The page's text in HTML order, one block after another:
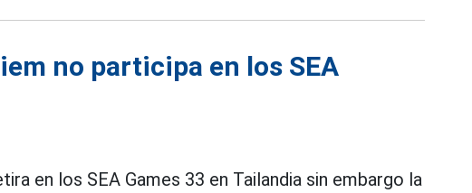
no participa en los SEA
en los SEA Games 33 en Tailandia sin embargo la